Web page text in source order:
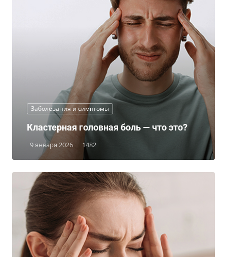
Заболевания и симптомы
9 января 2026 1482
Кластерная головная боль — что это?